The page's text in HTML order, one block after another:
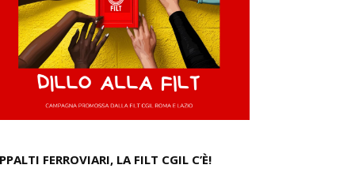
FERROVIARI, LA FILT CGIL C’È!